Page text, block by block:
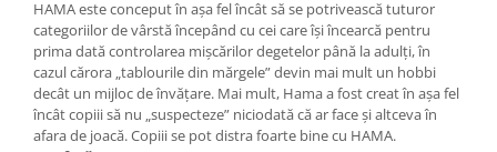
Joc imaginativ
Jucării interactive
Lumina
Lumini si culori
Magnetism
HAMA este conceput în așa fel încât să se potrivească tuturor
categoriilor de vârstă începând cu cei care își încearcă pentru
prima dată controlarea mișcărilor degetelor până la adulți, în
cazul cărora „tablourile din mărgele” devin mai mult un hobbi
decât un mijloc de învățare. Mai mult, Hama a fost creat în așa fel
încât copiii să nu „suspecteze” niciodată că ar face și altceva în
afara de joacă. Copiii se pot distra foarte bine cu HAMA.